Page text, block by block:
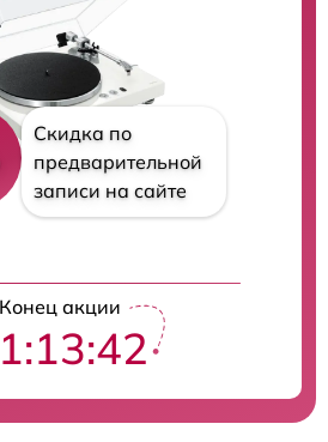
Скидка по
предварительной
записи на сайте
Конец акции